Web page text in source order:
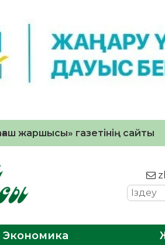
жаршысы» газетінің сайты
Экономика